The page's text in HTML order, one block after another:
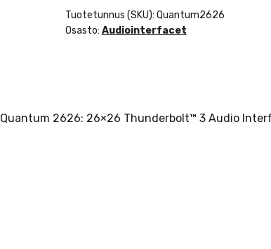
Tuotetunnus (SKU): Quantum2626
Osasto: Audiointerfacet
Quantum 2626: 26×26 Thunderbolt™ 3 Audio